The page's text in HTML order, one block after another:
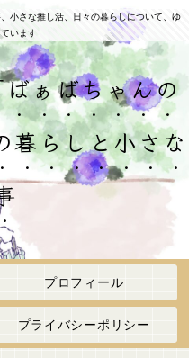
小さな推し活、日々の暮らしについて、ゆ
います
ぁばちゃんの
暮らしと小さな
プロフィール
プライバシーポリシー